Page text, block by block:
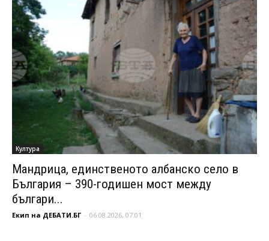
Култура
Мандрица, единственото албанско село в
България – 390-годишен мост между
българи...
Екип на ДЕБАТИ.БГ - 06.08.2026, 07:01